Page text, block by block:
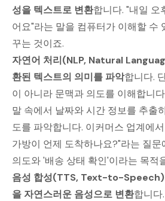
성을 텍스트로 변환합니다. "내일 오
어요"라는 말을 컴퓨터가 이해할 수
꾸는 것이죠.
자연어 처리(NLP, Natural
환된 텍스트의 의미를 파악합니다.
이 아니라 문맥과 의도를 이해합니
말 속에서 날짜와 시간 정보를 추출
도를 파악합니다. 이커머스 업계에
가방이 언제 도착하나요?"라는 질
의도와 '배송 상태 확인'이라는 목적
음성 합성(TTS, Text-to-Speech)
을 자연스러운 음성으로 변환합니다